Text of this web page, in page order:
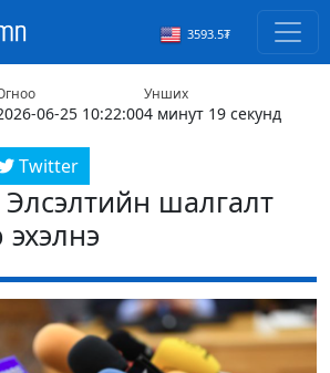
3593.5₮
06-25 10:22:00
Унших
4 минут 19 секунд
Twitter
шалгалт